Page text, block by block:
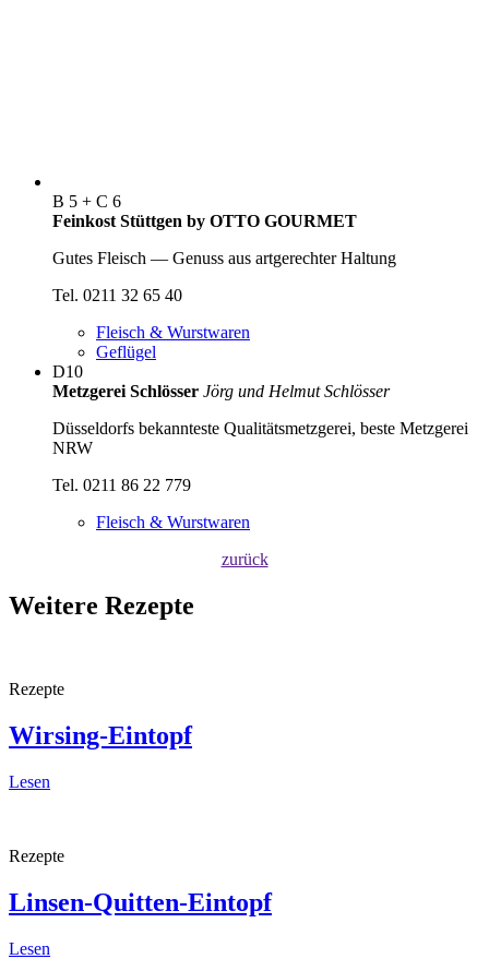
B 5 + C 6
Feinkost Stüttgen by OTTO GOURMET
Gutes Fleisch — Genuss aus artgerechter Haltung
Tel. 0211 32 65 40
Fleisch & Wurstwaren
Geflügel
D10
Metzgerei Schlösser Jörg und Helmut Schlösser
Düsseldorfs bekannteste Qualitätsmetzgerei, beste Metzgerei
NRW
Tel. 0211 86 22 779
Fleisch & Wurstwaren
zurück
Weitere Rezepte
Rezepte
Wirsing-Eintopf
Lesen
Rezepte
Linsen-Quitten-Eintopf
Lesen